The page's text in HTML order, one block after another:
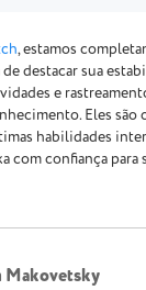
, estamos
destacar sua
e
Eles
habilidades
com confiança para
Makovetsky